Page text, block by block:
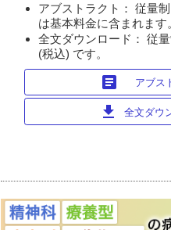
アブストラクト： 従量
は基本料金に含まれます
全文ダウンロード： 従
(税込) です。
article アブス
download 全文ダウ